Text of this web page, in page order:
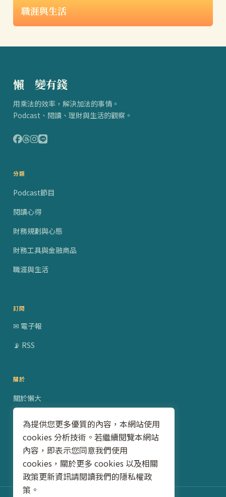
職涯與生活
懶得 變有錢
用乘法的效率，解決加法的事情。
Podcast、閱讀、理財與生活的觀察。
分類
Podcast節目
閱讀心得
財務規劃與心態
財務工具與金融商品
職涯與生活
訂閱
✉ 電子報
📡 RSS
關於
關於懶大
隱私權政策
聯絡我
為提供您更多優質的內容，本網站使用
cookies 分析技術。若繼續閱覽本網站
內容，即表示您同意我們使用
cookies，關於更多 cookies 以及相關
政策更新資訊請閱讀我們的隱私權政
策。